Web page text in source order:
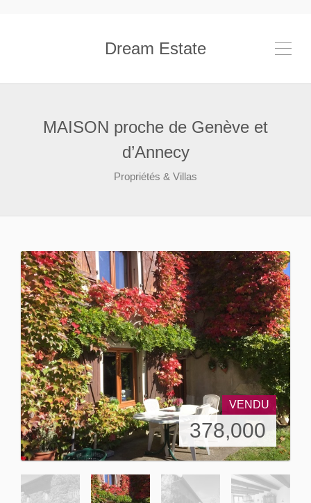
Dream Estate
MAISON proche de Genève et
d’Annecy
Propriétés & Villas
VENDU
378,000